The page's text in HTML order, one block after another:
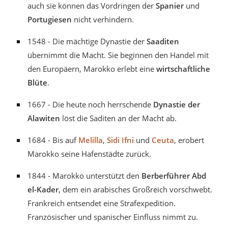
auch sie können das Vordringen der Spanier und
Portugiesen nicht verhindern.
1548 - Die mächtige Dynastie der Saaditen
übernimmt die Macht. Sie beginnen den Handel mit
den Europäern, Marokko erlebt eine wirtschaftliche
Blüte.
1667 - Die heute noch herrschende Dynastie der
Alawiten löst die Saditen an der Macht ab.
1684 - Bis auf Melilla, Sidi Ifni und Ceuta, erobert
Marokko seine Hafenstädte zurück.
1844 - Marokko unterstützt den Berberführer Abd
el-Kader, dem ein arabisches Großreich vorschwebt.
Frankreich entsendet eine Strafexpedition.
Französischer und spanischer Einfluss nimmt zu.